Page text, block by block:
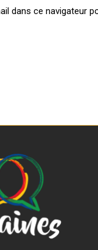
dans ce navigateur